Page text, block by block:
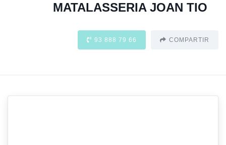
MATALASSERIA JOAN TIO
93 888 79 66 COMPARTIR